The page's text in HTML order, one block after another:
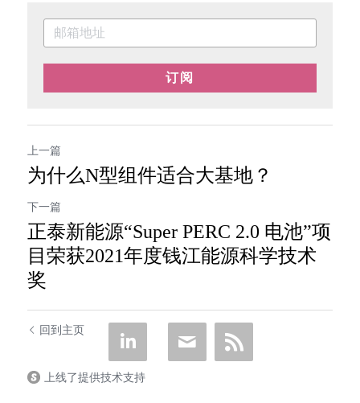
订阅
上一篇
为什么N型组件适合大基地？
下一篇
正泰新能源“Super PERC 2.0 电池”项
目荣获2021年度钱江能源科学技术
奖
回到主页
上线了提供技术支持